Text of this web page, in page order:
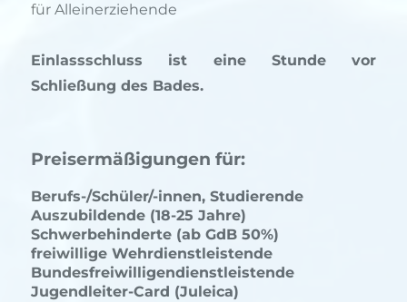
für Alleinerziehende
Einlassschluss ist eine Stunde vor
Schließung des Bades.
Preisermäßigungen für:
Berufs-/Schüler/-innen, Studierende
Auszubildende (18-25 Jahre)
Schwerbehinderte (ab GdB 50%)
freiwillige Wehrdienstleistende
Bundesfreiwilligendienstleistende
Jugendleiter-Card (Juleica)